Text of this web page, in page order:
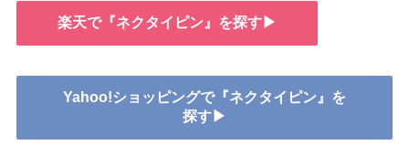
楽天で『ネクタイピン』を探す▶
Yahoo!ショッピングで『ネクタイピン』を
探す▶